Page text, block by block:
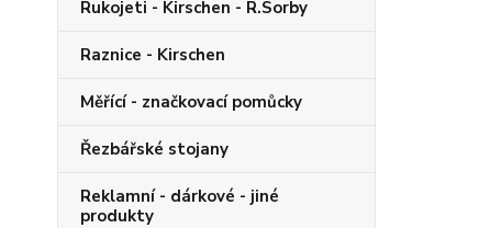
Rukojeti - Kirschen - R.Sorby
Raznice - Kirschen
Měřící - značkovací pomůcky
Řezbářské stojany
Reklamní - dárkové - jiné
produkty